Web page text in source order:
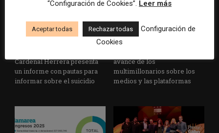
Cardenal Herrera presenta
un informe con pautas para
informar sobre el suicidio
avance de los
multimillonarios sobre los
medios y las plataformas
“Configuración de Cookies”. Leer más
Aceptar todas Rechazar todas
Configuración de
Cookies